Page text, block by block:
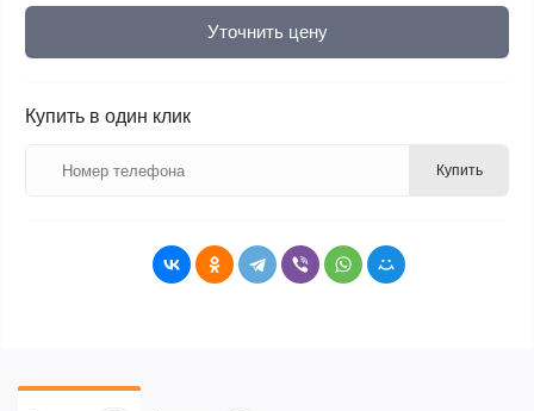
Уточнить цену
Купить в один клик
Купить